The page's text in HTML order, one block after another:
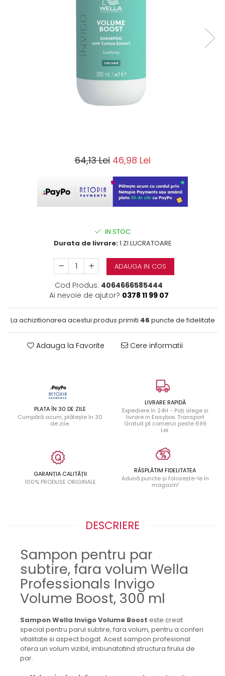
64,13 Lei 46,98 Lei
IN STOC
Durata de livrare:1 ZI LUCRATOARE
ADAUGA IN COS
Cod Produs: 4064666585444
Ai nevoie de ajutor? 0378 11 99 07
La achizitionarea acestui produs primiti 46 puncte de fidelitate
Adauga la Favorite Cere informatii
PLATA ÎN 30 DE ZILE
Cumpără acum, plătește în 30
de zile.
LIVRARE RAPIDĂ
Expediere în 24H - Poți alege și
livrare in Easybox. Transport
Gratuit pt comenzi peste 699
Lei.
GARANȚIA CALITĂȚII
100% PRODUSE ORIGINALE
RĂSPLĂTIM FIDELITATEA
Adună puncte și folosește-le în
magazin!
DESCRIERE
Sampon pentru par
subtire, fara volum Wella
Professionals Invigo
Volume Boost, 300 ml
Sampon Wella Invigo Volume Boost este creat
special pentru parul subtire, fara volum, pentru a conferi
vitalitate si aspect bogat. Acest sampon profesional
ofera un volum vizibil, imbunatatind structura firului de
par.